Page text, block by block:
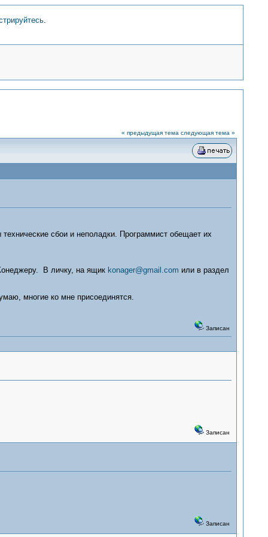
.
« предыдущая тема следующая тема »
сбои и неполадки. Программист обещает их
В личку, на ящик konager@gmail.com или в раздел
многие ко мне присоединятся.
Записан
Записан
Записан